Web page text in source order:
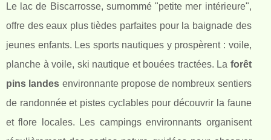
Le lac de Biscarrosse, surnommé "petite mer intérieure",
offre des eaux plus tièdes parfaites pour la baignade des
jeunes enfants. Les sports nautiques y prospèrent : voile,
planche à voile, ski nautique et bouées tractées. La forêt
pins landes environnante propose de nombreux sentiers
de randonnée et pistes cyclables pour découvrir la faune
et flore locales. Les campings environnants organisent